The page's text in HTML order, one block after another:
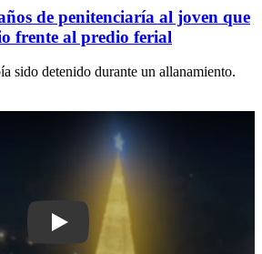
de penitenciaría al joven que
frente al predio ferial
sido detenido durante un allanamiento.
Play: Comienza Navidad en los